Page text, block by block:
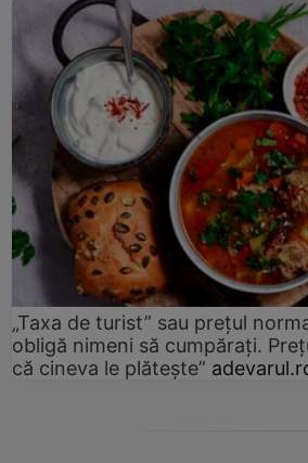
„Taxa de turist” sau prețul
obligă nimeni să cumpărați.
că cineva le plătește”